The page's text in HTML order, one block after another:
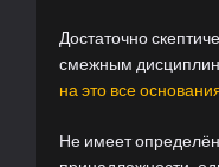
Достаточно
смежным
на это все
Не имеет